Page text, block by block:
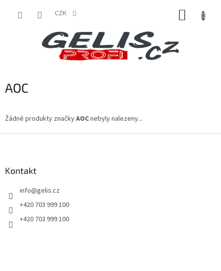
CZK
AOC
Žádné produkty značkyAOCnebyly nalezeny...
Kontakt
info@gelis.cz
+420 703 999 100
+420 703 999 100